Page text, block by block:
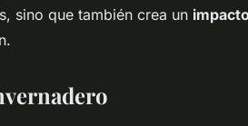
sino que también crea un